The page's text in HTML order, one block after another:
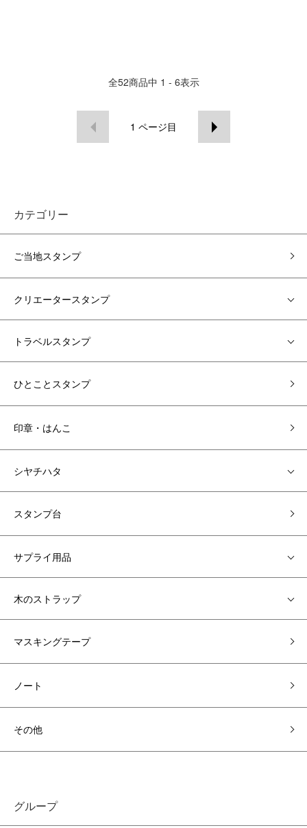
全52商品中 1 - 6表示
1 ページ目
カテゴリー
ご当地スタンプ
クリエータースタンプ
トラベルスタンプ
ひとことスタンプ
印章・はんこ
シヤチハタ
スタンプ台
サプライ用品
木のストラップ
マスキングテープ
ノート
その他
グループ